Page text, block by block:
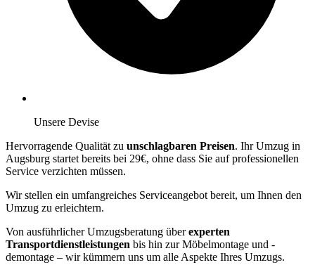
Unsere Devise
Hervorragende Qualität zu unschlagbaren Preisen. Ihr Umzug in
Augsburg startet bereits bei 29€, ohne dass Sie auf professionellen
Service verzichten müssen.
Wir stellen ein umfangreiches Serviceangebot bereit, um Ihnen den
Umzug zu erleichtern.
Von ausführlicher Umzugsberatung überexperten
Transportdienstleistungen bis hin zur Möbelmontage und -
demontage – wir kümmern uns um alle Aspekte Ihres Umzugs.